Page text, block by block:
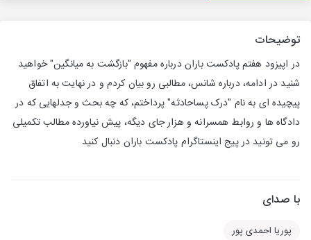
توضیحات
در اپیزود هفتم پادکست باران درباره مفهوم "بازگشت به میانگین" خواهید
شنید در ادامه، درباره شانس، مطالبی رو بیان کردم و در نهایت به اتفاق
پیچیده ای به نام "درک پساحادثه" پرداختم، که چه بحث و جدلهایی که در
دادگاه ها و روابط همسرانه و هزار جای دیگه، پیش نیاورده مطالب تکمیلی
رو می تونید در پیج اینستاگرام پادکست باران دنبال کنید
با صدای
پوریا احمدی پور